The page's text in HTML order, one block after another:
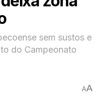
sem sustos e
do Campeonato
AA